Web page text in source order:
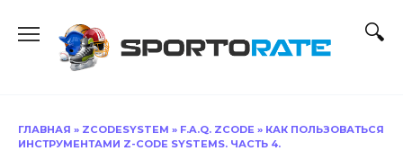
содержанию
ГЛАВНАЯ » ZCODESYSTEM » F.A.Q. ZCODE » КАК ПОЛЬЗОВАТЬСЯ
ИНСТРУМЕНТАМИ Z-CODE SYSTEMS. ЧАСТЬ 4.